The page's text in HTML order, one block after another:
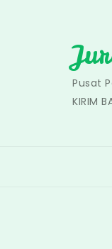
Pusat
KIRIM